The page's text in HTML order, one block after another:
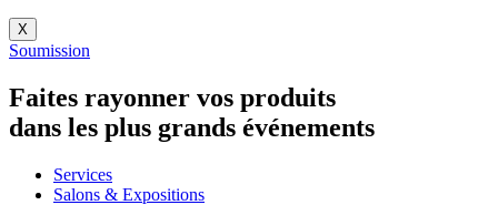
X
Soumission
Faites rayonner vos produits
dans les plus grands événements
Services
Salons & Expositions